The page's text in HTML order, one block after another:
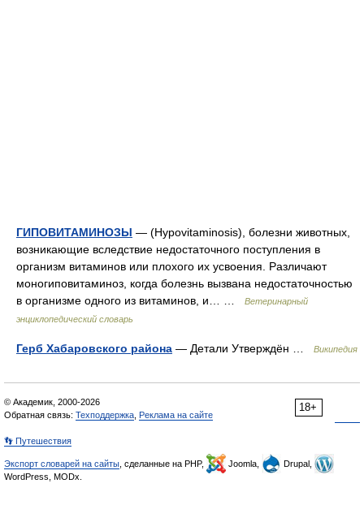
ГИПОВИТАМИНОЗЫ — (Hypovitaminosis), болезни животных,
возникающие вследствие недостаточного поступления в
организм витаминов или плохого их усвоения. Различают
моногиповитаминоз, когда болезнь вызвана недостаточностью
в организме одного из витаминов, и… …
Ветеринарный
энциклопедический словарь
Герб Хабаровского района — Детали Утверждён … Википедия
18+
© Академик, 2000-2026
Обратная связь: Техподдержка Реклама на сайте
👣 Путешествия
Экспорт словарей на сайты , сделанные на PHP, Joomla,
Drupal,
WordPress, MODx.